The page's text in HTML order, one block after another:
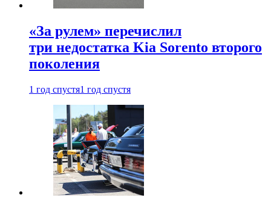
«За рулем» перечислил
три недостатка Kia Sorento второго
поколения
1 год спустя1 год спустя